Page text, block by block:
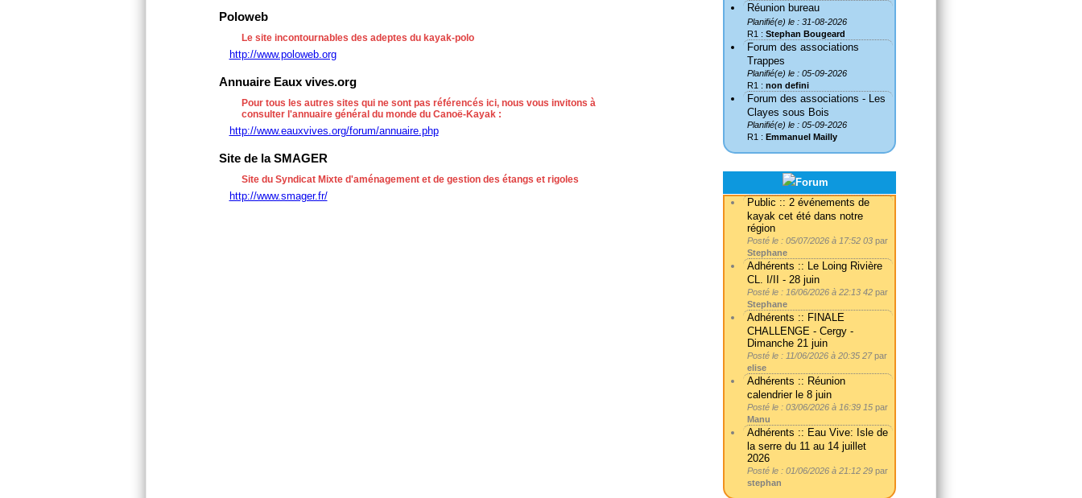
Poloweb
Le site incontournables des adeptes du kayak-polo
http://www.poloweb.org
Annuaire Eaux vives.org
Pour tous les autres sites qui ne sont pas référencés ici, nous vous invitons à
consulter l'annuaire général du monde du Canoë-Kayak :
http://www.eauxvives.org/forum/annuaire.php
Site de la SMAGER
Site du Syndicat Mixte d'aménagement et de gestion des étangs et rigoles
http://www.smager.fr/
Réunion bureau
Planifié(e) le : 31-08-2026
R1 : Stephan Bougeard
Forum des associations
Trappes
Planifié(e) le : 05-09-2026
R1 : non defini
Forum des associations - Les
Clayes sous Bois
Planifié(e) le : 05-09-2026
R1 : Emmanuel Mailly
Public :: 2 événements de
kayak cet été dans notre
région
Posté le : 05/07/2026 à 17:52 03 par
Stephane
Adhérents :: Le Loing Rivière
CL. I/II - 28 juin
Posté le : 16/06/2026 à 22:13 42 par
Stephane
Adhérents :: FINALE
CHALLENGE - Cergy -
Dimanche 21 juin
Posté le : 11/06/2026 à 20:35 27par
elise
Adhérents :: Réunion
calendrier le 8 juin
Posté le : 03/06/2026 à 16:39 15 par
Manu
Adhérents :: Eau Vive: Isle de
la serre du 11 au 14 juillet
2026
Posté le : 01/06/2026 à 21:12 29 par
stephan